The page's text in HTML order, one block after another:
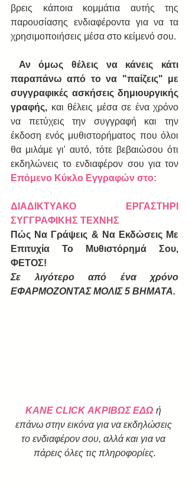
βρεις κάποια κομμάτια αυτής της
παρουσίασης ενδιαφέροντα για να τα
χρησιμοποιήσεις μέσα στο κείμενό σου.
Αν όμως θέλεις να κάνεις κάτι
παραπάνω από το να "παίζεις" με
συγγραφικές ασκήσεις δημιουργικής
γραφής, και θέλεις μέσα σε ένα χρόνο
να πετύχεις την συγγραφή και την
έκδοση ενός μυθιστορήματος που όλοι
θα μιλάμε γι' αυτό, τότε βεβαιώσου ότι
Επόμενο Κύκλο Εγγραφών στο:
ΔΙΑΔΙΚΤΥΑΚΟ ΕΡΓΑΣΤΗΡΙ
ΣΥΓΓΡΑΦΙΚΗΣ ΤΕΧΝΗΣ
Πώς Να Γράψεις & Να Εκδώσεις Με
Επιτυχία Το Μυθιστόρημά Σου,
ΦΕΤΟΣ!
Σε λιγότερο από ένα χρόνο
ΕΦΑΡΜΟΖΟΝΤΑΣ ΜΟΛΙΣ 5 ΒΗΜΑΤΑ.
ΚΑΝΕ CLICK ΑΚΡΙΒΩΣ ΕΔΩ ή
επάνω στην εικόνα για να εκδηλώσεις
το ενδιαφέρον σου, αλλά και για να
πάρεις όλες τις πληροφορίες.